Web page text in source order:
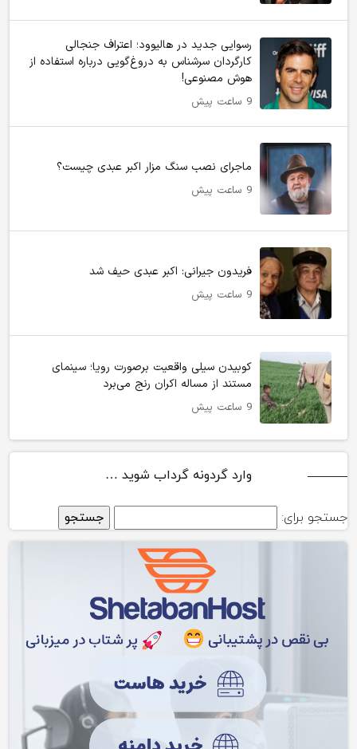
رسوایی جدید در هالیوود؛ اعتراف جنجالی
کارگردان سرشناس به دروغ‌گویی درباره استفاده از
هوش مصنوعی!
9 ساعت پیش
ماجرای نصب سنگ مزار اکبر عبدی چیست؟
9 ساعت پیش
فریدون جیرانی: اکبر عبدی حیف شد
9 ساعت پیش
کوبیدن سیلی واقعیت برصورت رویا؛ سینمای
مستند از مساله اکران رنج می‌برد
9 ساعت پیش
وارد گردونه گرداب شوید …
جستجو برای: